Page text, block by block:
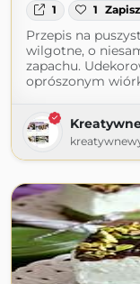
1 1 Zapisz
Przepis na
wilgotne, o
zapachu.
oprószonym